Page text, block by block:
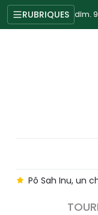
RUBRIQUES dim.
Pô Sah Inu, un